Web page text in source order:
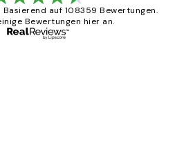
Basierend auf 108359 Bewertungen.
Bewertungen hier an.